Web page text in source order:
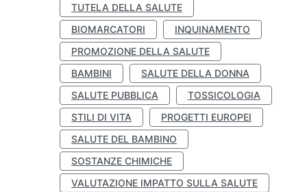
TUTELA DELLA SALUTE
BIOMARCATORI
INQUINAMENTO
PROMOZIONE DELLA SALUTE
BAMBINI
SALUTE DELLA DONNA
SALUTE PUBBLICA
TOSSICOLOGIA
STILI DI VITA
PROGETTI EUROPEI
SALUTE DEL BAMBINO
SOSTANZE CHIMICHE
VALUTAZIONE IMPATTO SULLA SALUTE